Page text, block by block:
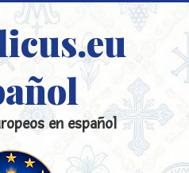
en español